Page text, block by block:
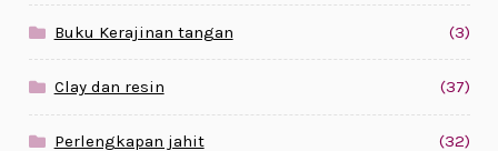
Buku Kerajinan tangan (3)
Clay dan resin (37)
Perlengkapan jahit (32)